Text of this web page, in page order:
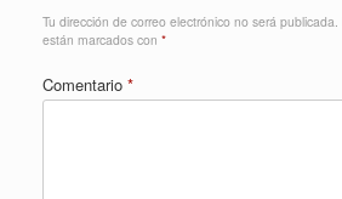
Tu dirección de correo electrónico no será publicada.
están marcados con *
Comentario *